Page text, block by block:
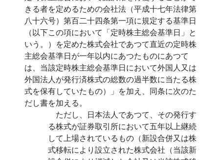
きる者を定めるための会社法（平成十七年法律第
八十六号）第百二十四条第一項に規定する基準日
（以下この項において「定時株主総会基準日」と
いう。）を定めた株式会社であつて直近の定時株
主総会基準日が一年以内にあつたものにあつて
は、当該定時株主総会基準日において外国人又は
外国法人が発行済株式の総数の過半数に当たる株
式を保有していたもの）」を加え、同条に次のた
だし書を加える。
ただし、日本法人であつて、その発行す
る株式が証券取引所において五年以上継続
して上場されているもの（新設合併又は株
式移転により設立された株式会社（当該新